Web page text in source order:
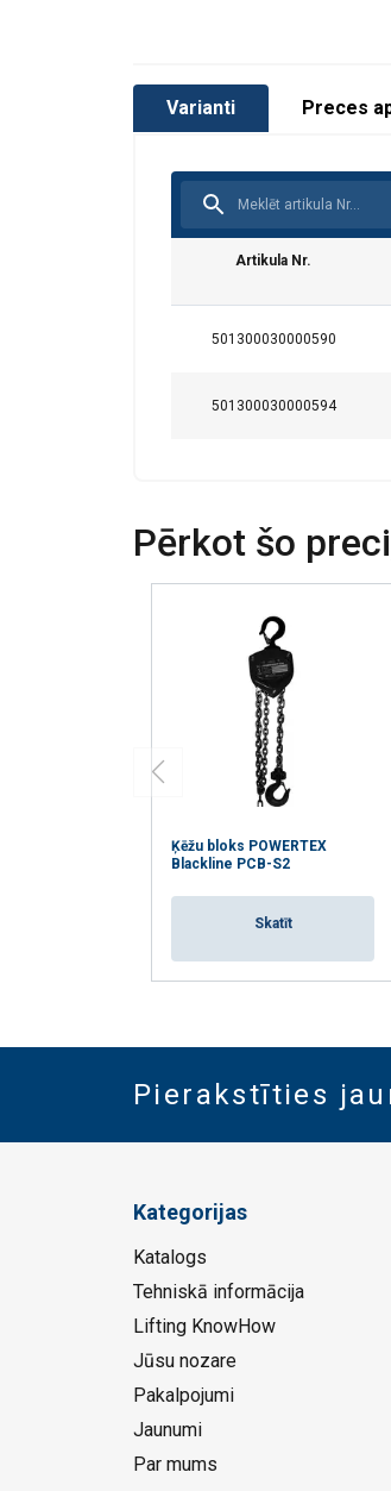
Varianti Preces
Artikula Nr.
501300030000590
501300030000594
Pērkot šo
Ķēžu bloks POWERTEX
Blackline PCB-S2
Skatīt
Pierakstīties
Kategorijas
Katalogs
Tehniskā informācija
Lifting KnowHow
Jūsu nozare
Pakalpojumi
Jaunumi
Par mums